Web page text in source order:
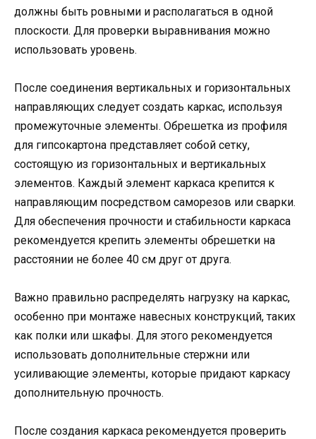
должны быть ровными и располагаться в одной
плоскости. Для проверки выравнивания можно
использовать уровень.
После соединения вертикальных и горизонтальных
направляющих следует создать каркас, используя
промежуточные элементы. Обрешетка из профиля
для гипсокартона представляет собой сетку,
состоящую из горизонтальных и вертикальных
элементов. Каждый элемент каркаса крепится к
направляющим посредством саморезов или сварки.
Для обеспечения прочности и стабильности каркаса
рекомендуется крепить элементы обрешетки на
расстоянии не более 40 см друг от друга.
Важно правильно распределять нагрузку на каркас,
особенно при монтаже навесных конструкций, таких
как полки или шкафы. Для этого рекомендуется
использовать дополнительные стержни или
усиливающие элементы, которые придают каркасу
дополнительную прочность.
После создания каркаса рекомендуется проверить